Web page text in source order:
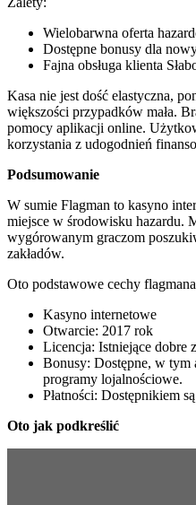
Wielobarwna oferta
Dostępne bonusy dla
Fajna obsługa klienta
Kasa nie jest dość elastyczna,
większości przypadków mała.
pomocy aplikacji online.
korzystania z udogodnień
Podsumowanie
W sumie Flagman to kasyno
miejsce w środowisku hazardu.
wygórowanym graczom
zakładów.
Oto podstawowe cechy
Kasyno internetowe
Otwarcie: 2017 rok
Licencja: Istniejące dobre
Bonusy: Dostępne, w tym
programy lojalnościowe.
Płatności: Dostępnikiem
Oto jak podkreślić